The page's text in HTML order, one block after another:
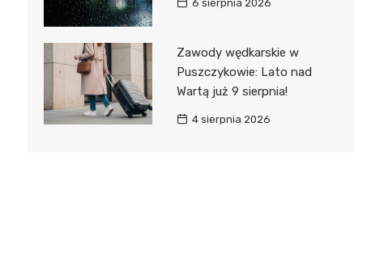
6 sierpnia 2026
Zawody wędkarskie w
Puszczykowie: Lato nad
Wartą już 9 sierpnia!
4 sierpnia 2026